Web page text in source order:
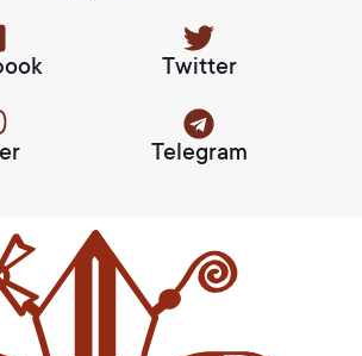
Twitter
Telegram